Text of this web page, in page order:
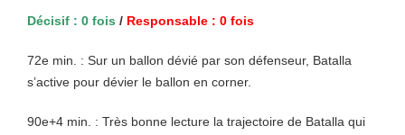
Décisif : 0 fois / Responsable : 0 fois
72e min. : Sur un ballon dévié par son défenseur, Batalla
s’active pour dévier le ballon en corner.
90e+4 min. : Très bonne lecture la trajectoire de Batalla qui